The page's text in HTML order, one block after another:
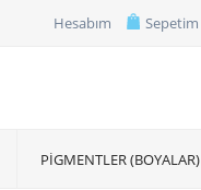
Sepetim
Hesabım
PİGMENTLER (BOYALAR)